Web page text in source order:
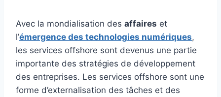
Avec la mondialisation des affaires et
l’émergence des technologies numériques,
les services offshore sont devenus une partie
importante des stratégies de développement
des entreprises. Les services offshore sont une
forme d’externalisation des tâches et des